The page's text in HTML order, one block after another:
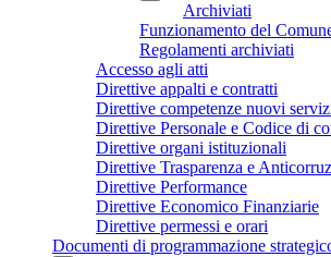
Archiviati
Funzionamento del
Regolamenti archiviati
Accesso agli atti
Direttive appalti e contratti
Direttive competenze nuovi
Direttive Personale e Codice di
Direttive organi istituzionali
Direttive Trasparenza e
Direttive Performance
Direttive Economico Finanziarie
Direttive permessi e orari
Documenti di programmazione